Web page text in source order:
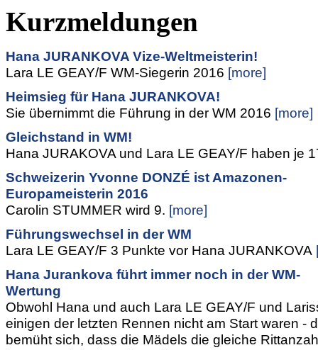
Kurzmeldungen
Hana JURANKOVA Vize-Weltmeisterin!
Lara LE GEAY/F WM-Siegerin 2016 [more]
Heimsieg für Hana JURANKOVA!
Sie übernimmt die Führung in der WM 2016 [more]
Gleichstand in WM!
Hana JURAKOVA und Lara LE GEAY/F haben je
Schweizerin Yvonne DONZÉ ist Amazonen-
Europameisterin 2016
Carolin STUMMER wird 9. [more]
Führungswechsel in der WM
Lara LE GEAY/F 3 Punkte vor Hana JURANKOVA
Hana Jurankova führt immer noch in der WM-
Wertung
Obwohl Hana und auch Lara LE GEAY/F und
einigen der letzten Rennen nicht am Start waren -
bemüht sich, dass die Mädels die gleiche